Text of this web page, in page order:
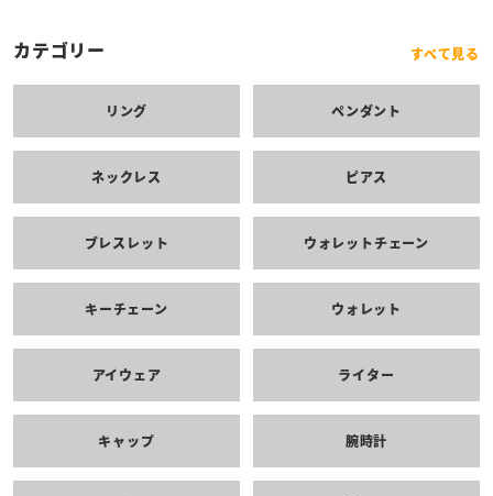
カテゴリー すべて見る
リング ペンダント
ネックレス ピアス
ブレスレット ウォレットチェーン
キーチェーン ウォレット
アイウェア ライター
キャップ 腕時計